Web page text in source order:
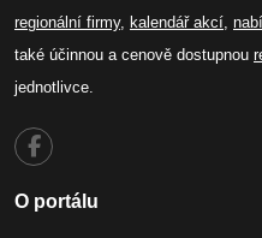
regionální firmy, kalendář akcí,
také účinnou a cenově dostupnou
jednotlivce.
O portálu